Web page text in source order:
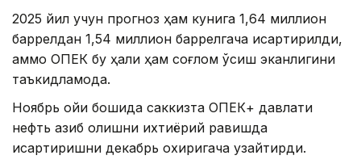
2025 йил учун прогноз ҳам кунига 1,64 миллион
баррелдан 1,54 миллион баррелгача қисқартирилди,
аммо ОПEК бу ҳали ҳам соғлом ўсиш эканлигини
таъкидламоқда.
Ноябрь ойи бошида саккизта ОПEК+ давлати
нефть қазиб олишни ихтиёрий равишда
қисқартиришни декабрь охиригача узайтирди.